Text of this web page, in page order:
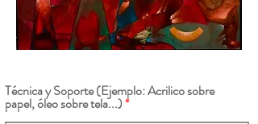
Técnica y Soporte (Ejemplo: Acrilico sobre
papel, óleo sobre tela...)